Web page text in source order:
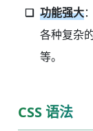
功能强大
各种复杂
等。
CSS 语法